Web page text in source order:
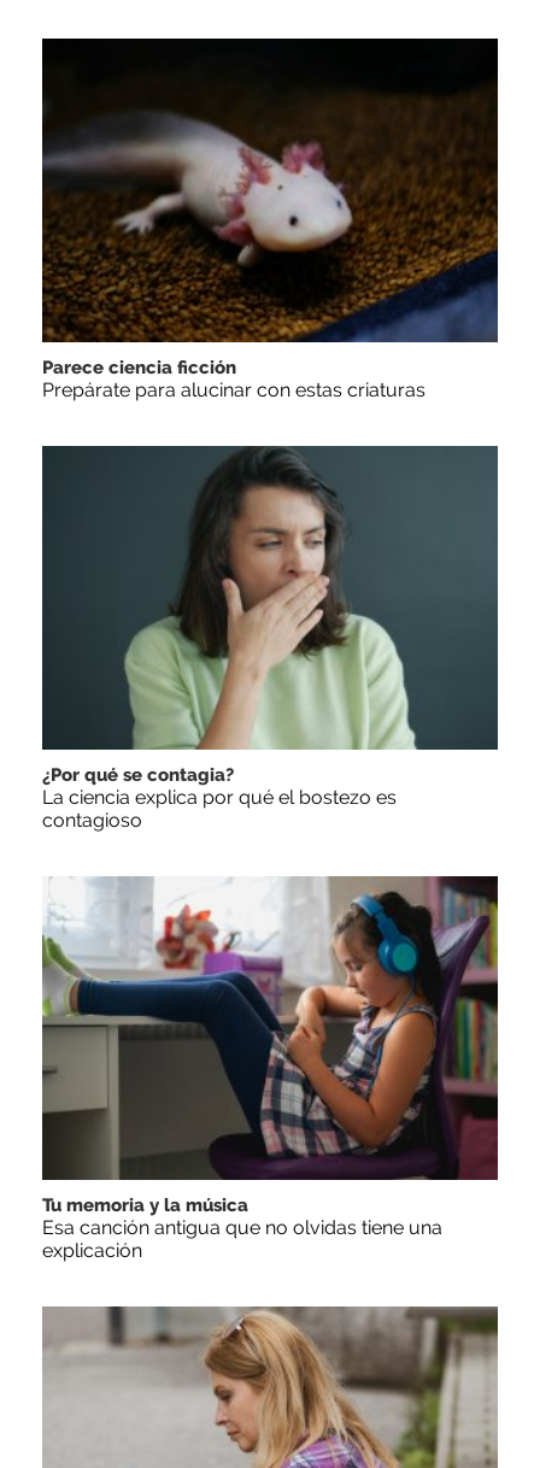
Parece ciencia ficción
Prepárate para alucinar con estas criaturas
¿Por qué se contagia?
La ciencia explica por qué el bostezo es
contagioso
Tu memoria y la música
Esa canción antigua que no olvidas tiene una
explicación